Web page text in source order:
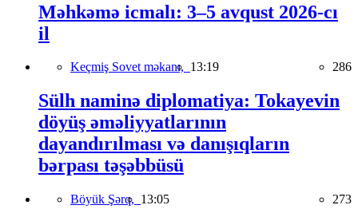
Məhkəmə icmalı: 3–5 avqust 2026-cı
il
Keçmiş Sovet məkanı, 13:19 286
Sülh naminə diplomatiya: Tokayevin
döyüş əməliyyatlarının
dayandırılması və danışıqların
bərpası təşəbbüsü
Böyük Şərq, 13:05 273